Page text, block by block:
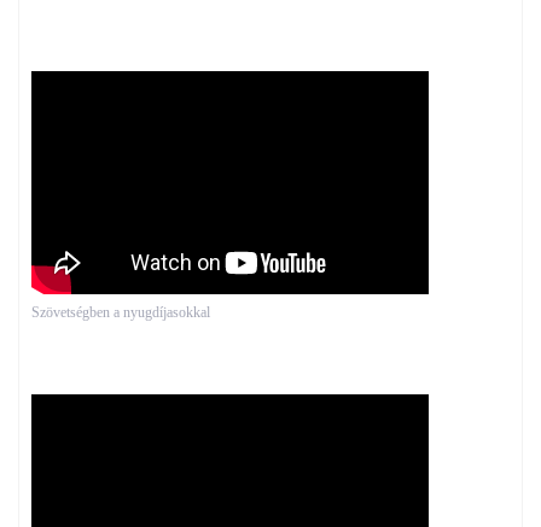
Szövetségben a nyugdíjasokkal